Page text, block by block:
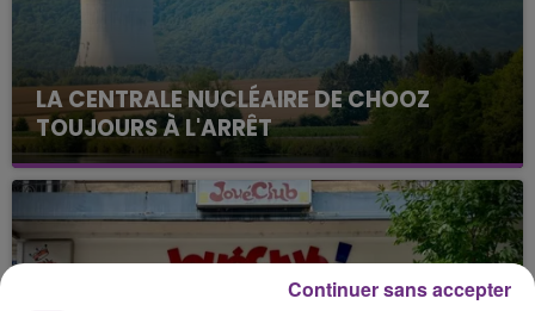
LA CENTRALE NUCLÉAIRE DE CHOOZ
TOUJOURS À L'ARRÊT
Cela fait déjà une semaine que la centrale
nucléaire ardennaise est à l'arrêt. Une situation
justifiée par la sécheresse intense qui est toujours
présente.
Continuer sans accepter